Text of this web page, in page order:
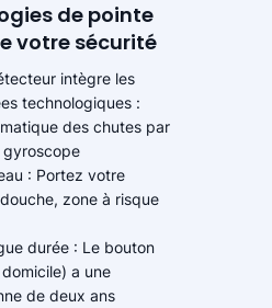
de pointe
votre sécurité
intègre les
technologiques :
des chutes par
: Portez votre
zone à risque
durée : Le bouton
a une
de deux ans